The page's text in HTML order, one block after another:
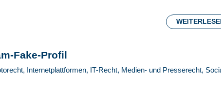
Fake-Profil
, Internetplattformen, IT-Recht, Medien- und Presserecht,